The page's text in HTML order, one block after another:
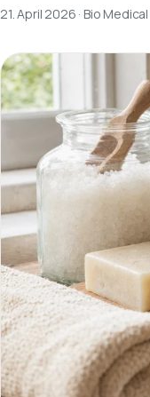
21. April 2026 · Bio